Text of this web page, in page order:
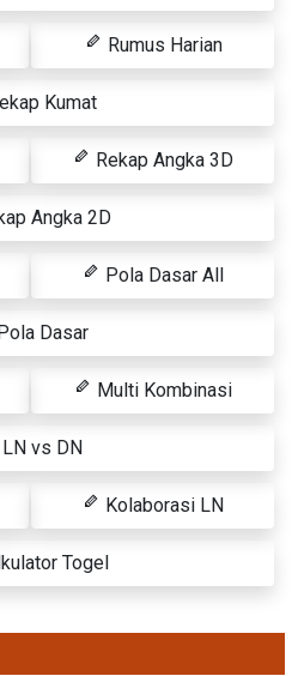
Rumus Harian
Kumat
Rekap Angka 3D
Angka 2D
Pola Dasar All
Dasar
Multi Kombinasi
LN vs DN
Kolaborasi LN
Togel